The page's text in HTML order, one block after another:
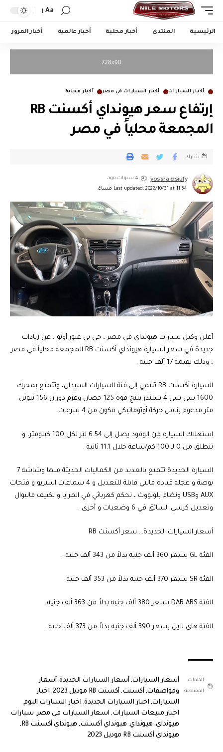
Aa
الرئيسية المنتدى أخبار محلية أخبار عالمية أخبار المرور
أخبار السيارات أخبار السيارات في مصر أخبار محلية
إرتفاع سعر هيونداي أكسنت RB
المجمعة محلياً في مصر
Last updated: 2022/10/31 at 11:54 مساءً
yossra elsiufy 4 سنوات ago
شارك
أعلن وكيل سيارات هيونداي في مصر ، جي بي غبور أوتو ، عن زيادات
جديدة في سعر السيارة هيونداي أكسنت RB المجمعة محلياً في مصر
، وذلك بقيمة 17 ألف جنيه .
السيارة أكسنت RB تنتمي إلى فئة السيارات السيدان، وتتمتع بمحرك
1600 سي سي 4 سلندر ينتج قوة 125 حصان وعزم دوران 156 نيوتن
متر مدعوم بناقل حركة أوتوماتيكي مكون من 4 سرعات.
استهلاك السيارة من الوقود يصل إلى 6.54 لتر لكل 100 كيلومتر، و
تنطلق من 0 لـ 100 كم/ساعة خلال 11.1 ثانية .
السيارة الجديدة تتمتع بالعديد من الكماليات الحديثة منها وشاشة 7
بوصة و عجلة قيادة مالتي قابلة للتعديل و 4 سماعات استريو و فتحات
AUX وUSB ونظام بلوتووث ، تحكم كهربائي في المرايا و تكييف مانيوال
وتعديل كرسي السائق في 6 وضعيات و أخرى .
أسعار السيارات الجديدة… سعر أكسنت RB
الفئة GL بسعر 360 ألف جنيه بدلاً من 343 ألف جنيه .
الفئة SR بسعر 370 ألف جنيه بدلاً من 353 ألف جنيه .
الفئة DAB ABS بسعر 380 ألف جنيه بدلاً من 363 ألف جنيه .
الفئة هاي لاين بسعر 390 ألف جنيه بدلاً من 373 ألف جنيه .
الكلمات
المفتاحية:
أسعار السيارات, أسعار السيارات الجديدة, أسعار
ومواصفات, أكسنت, أكسنت RB موديل 2023 , اخبار
السيارات, اخبار السيارات الجديدة, اخبار السيارات اليوم,
اخبار مبيعات السيارات, اسعار السيارات فى مصر, سيارات
هيونداي, هيونداي, هيونداي أكسنت, هيونداي أكسنت RB
,
هيونداي أكسنت RB موديل 2023